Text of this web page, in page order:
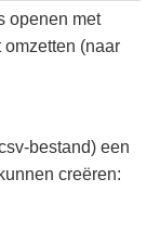
openen met
omzetten (naar
bestand) een
creëren: